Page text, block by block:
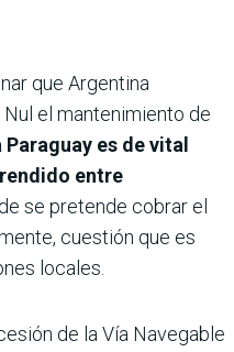
que Argentina
el mantenimiento de
Paraguay es de vital
entre
se pretende cobrar el
cuestión que es
locales.
de la Vía Navegable